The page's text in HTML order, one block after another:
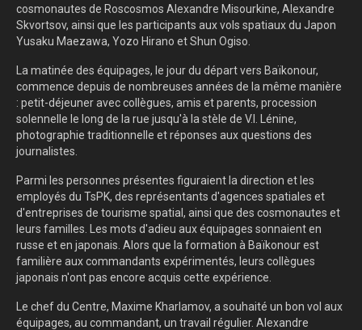
cosmonautes de Roscosmos Alexandre Misourkine, Alexandre
Skvortsov, ainsi que les participants aux vols spatiaux du Japon
Yusaku Maezawa, Yozo Hirano et Shun Ogiso.
La matinée des équipages, le jour du départ vers Baïkonour,
commence depuis de nombreuses années de la même manière
: petit-déjeuner avec collègues, amis et parents, procession
solennelle le long de la rue jusqu'à la stèle de V.I. Lénine,
photographie traditionnelle et réponses aux questions des
journalistes.
Parmi les personnes présentes figuraient la direction et les
employés du TsPK, des représentants d'agences spatiales et
d'entreprises de tourisme spatial, ainsi que des cosmonautes et
leurs familles. Les mots d'adieu aux équipages sonnaient en
russe et en japonais. Alors que la formation à Baïkonour est
familière aux commandants expérimentés, leurs collègues
japonais n'ont pas encore acquis cette expérience.
Le chef du Centre, Maxime Kharlamov, a souhaité un bon vol aux
équipages, au commandant, un travail régulier. Alexandre